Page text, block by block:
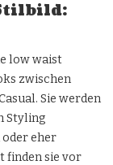
low waist
zwischen
Sie werden
Styling
eher
finden sie vor